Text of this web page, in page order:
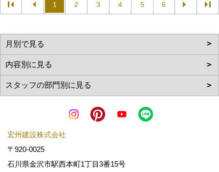
1 2 3 4 5 6
宏州建設株式会社
〒920-0025
石川県金沢市駅西本町1丁目3番15号